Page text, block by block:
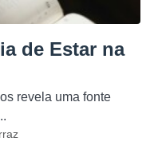
de Estar na
revela uma fonte